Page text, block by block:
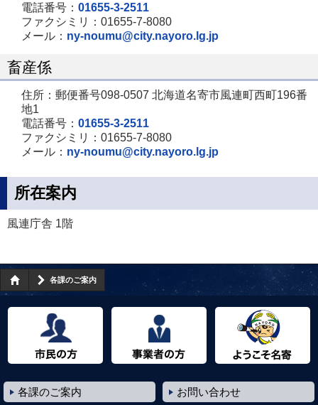
電話番号： 01655-3-2511
ファクシミリ：01655-7-8080
メール： ny-noumu@city.nayoro.lg.jp
畜産係
住所：郵便番号098-0507 北海道名寄市風連町西町196番
地1
電話番号： 01655-3-2511
ファクシミリ：01655-7-8080
メール： ny-noumu@city.nayoro.lg.jp
所在案内
風連庁舎 1階
各課のご案内
各課のご案内 お問い合わせ